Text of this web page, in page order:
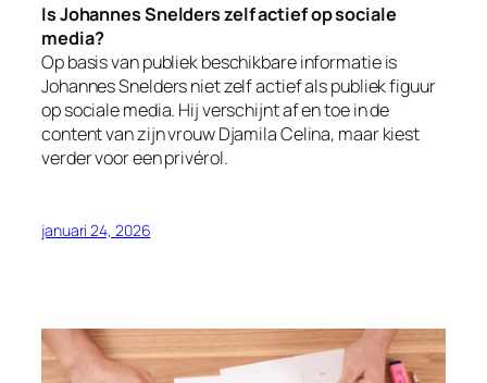
Is Johannes Snelders zelf actief op sociale
media?
Op basis van publiek beschikbare informatie is
Johannes Snelders niet zelf actief als publiek figuur
op sociale media. Hij verschijnt af en toe in de
content van zijn vrouw Djamila Celina, maar kiest
verder voor een privérol.
januari 24, 2026